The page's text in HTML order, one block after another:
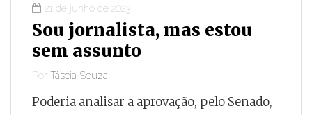
21 de junho de 2023
Sou jornalista, mas estou
sem assunto
Por Táscia Souza
Poderia analisar a aprovação, pelo Senado,